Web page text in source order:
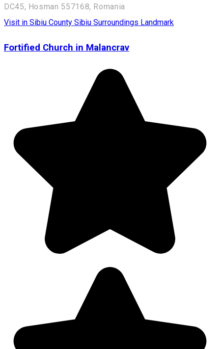
DC45, Hosman 557168, Romania
Visit in Sibiu County Sibiu Surroundings Landmark
Fortified Church in Malancrav